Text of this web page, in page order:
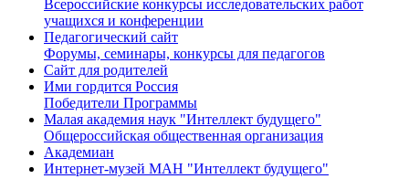
Всероссийские конкурсы исследовательских работ
учащихся и конференции
Педагогический сайт
Форумы, семинары, конкурсы для педагогов
Сайт для родителей
Ими гордится Россия
Победители Программы
Малая академия наук "Интеллект будущего"
Общероссийская общественная организация
Академиан
Интернет-музей МАН "Интеллект будущего"